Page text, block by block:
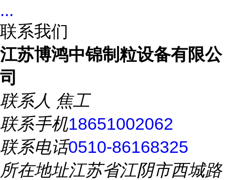
...
联系我们
江苏博鸿中锦制粒设备有限公
司
联系人 焦工
联系手机18651002062
联系电话0510-86168325
所在地址江苏省江阴市西城路